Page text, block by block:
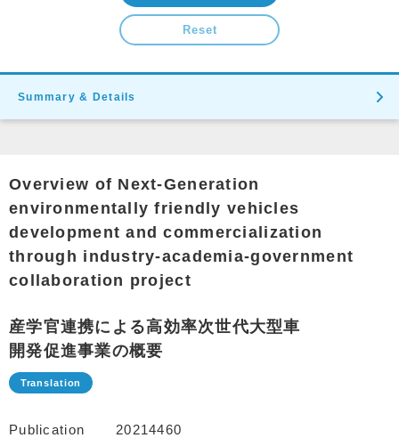
Reset
Summary & Details
Overview of Next-Generation
environmentally friendly vehicles
development and commercialization
through industry-academia-government
collaboration project
産学官連携による高効率次世代大型車
開発促進事業の概要
Publication
20214460